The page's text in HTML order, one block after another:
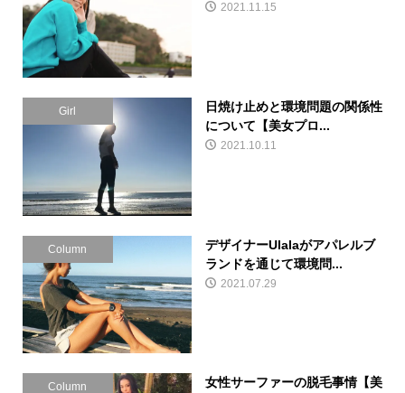
2021.11.15
Girl
日焼け止めと環境問題の関係性
について【美女プロ...
2021.10.11
Column
デザイナーUlalaがアパレルブ
ランドを通じて環境問...
2021.07.29
Column
女性サーファーの脱毛事情【美